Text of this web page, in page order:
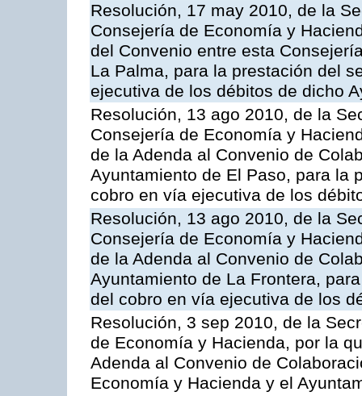
Resolución, 17 may 2010, de la
Consejería de Economía y
del Convenio entre esta
La Palma, para la prestación del
ejecutiva de los débitos de dicho
Resolución, 13 ago 2010, de la
Consejería de Economía y
de la Adenda al Convenio de
Ayuntamiento de El Paso, para la
cobro en vía ejecutiva de los
Resolución, 13 ago 2010, de la
Consejería de Economía y
de la Adenda al Convenio de
Ayuntamiento de La Frontera,
del cobro en vía ejecutiva de los
Resolución, 3 sep 2010, de la
de Economía y Hacienda, por la
Adenda al Convenio de
Economía y Hacienda y el